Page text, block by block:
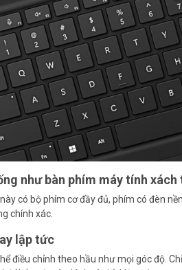
như bàn phím máy tính
có bộ phím cơ đầy đủ, phím có đèn
chính xác.
lập tức
điều chỉnh theo hầu như mọi góc độ.